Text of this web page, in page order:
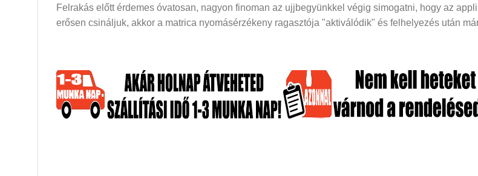
Felrakás előtt érdemes óvatosan, nagyon finoman az ujjbegyünkkel végig simogatni, hogy az
erősen csináljuk, akkor a matrica nyomásérzékeny ragasztója "aktiválódik" és felhelyezés után